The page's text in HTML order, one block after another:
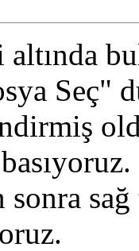
Seç"
sonra